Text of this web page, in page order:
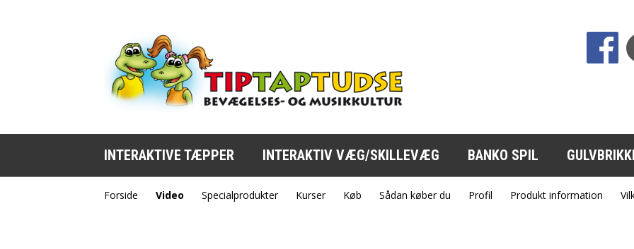
INTERAKTIVE TÆPPER INTERAKTIV VÆG/SKILLEVÆG BANKO SPIL
Forside Video Specialprodukter Kurser Køb Sådan køber du Profil Produkt information